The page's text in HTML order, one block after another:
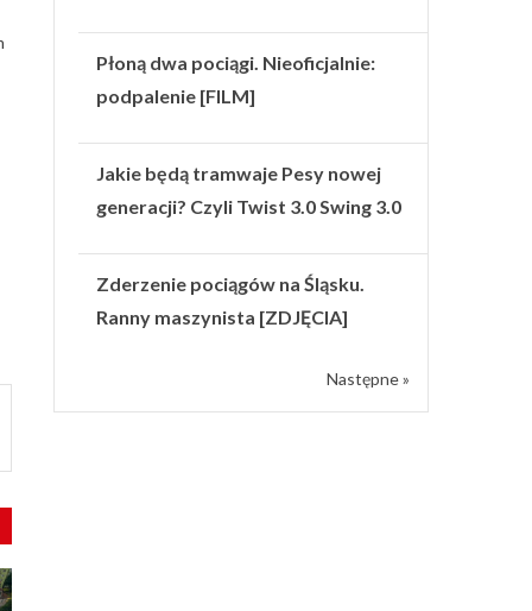
Płoną dwa pociągi. Nieoficjalnie:
podpalenie [FILM]
Jakie będą tramwaje Pesy nowej
generacji? Czyli Twist 3.0 Swing 3.0
Zderzenie pociągów na Śląsku.
Ranny maszynista [ZDJĘCIA]
Następne »